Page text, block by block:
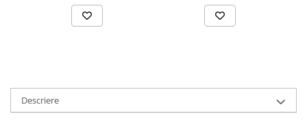
Orga electronica
Descriere